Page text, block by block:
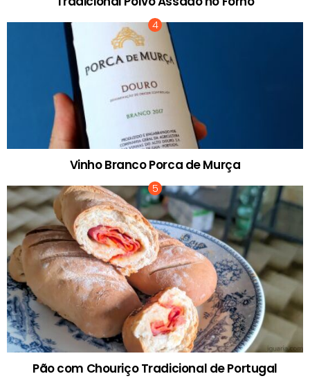
Vinho Branco Porca de Murça
Pão com Chouriço Tradicional de Portugal